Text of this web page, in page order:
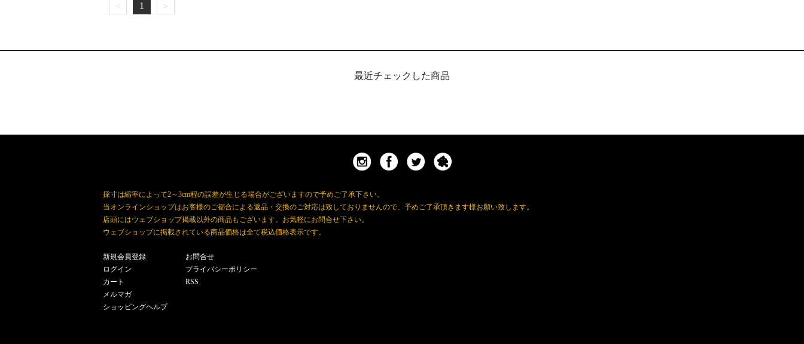
＜ 1 ＞
最近チェックした商品
採寸は縮率によって2～3cm程の誤差が生じる場合がございますので予めご了承下さい。
当オンラインショップはお客様のご都合による返品・交換のご対応は致しておりませんので、予めご了承頂きます様お願い致します。
店頭にはウェブショップ掲載以外の商品もございます。お気軽にお問合せ下さい。
ウェブショップに掲載されている商品価格は全て税込価格表示です。
新規会員登録
ログイン
カート
メルマガ
ショッピングヘルプ
お問合せ
プライバシーポリシー
RSS